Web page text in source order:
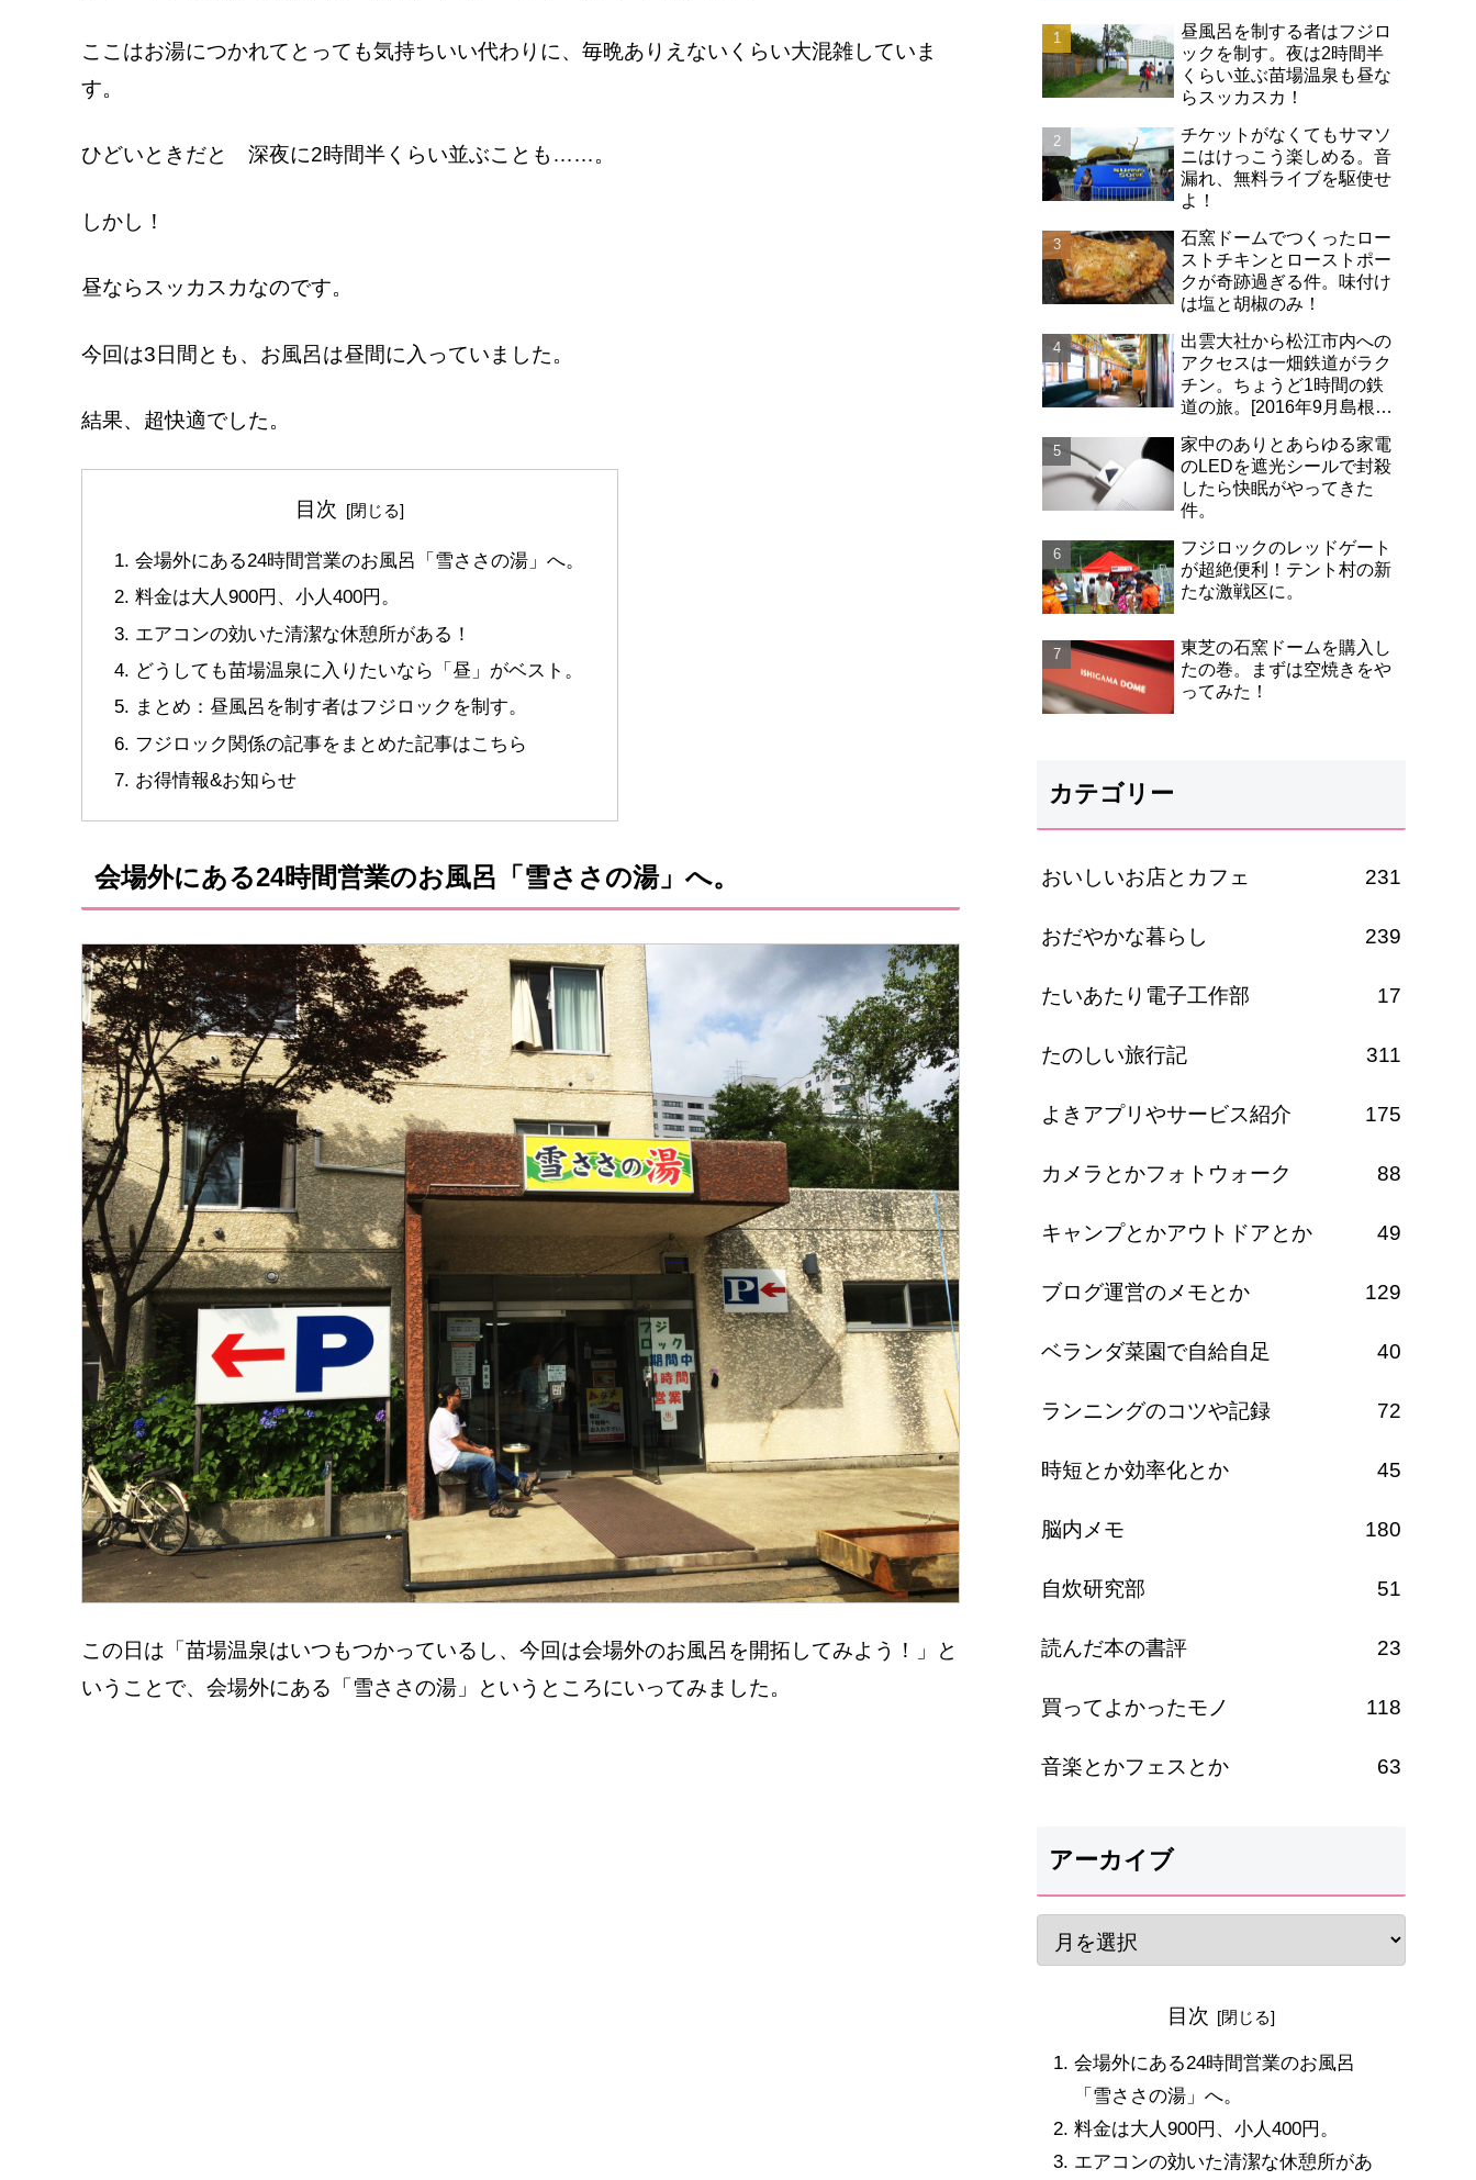
ここはお湯につかれてとっても気持ちいい代わりに、毎晩ありえないくらい大混雑していま
す。
ひどいときだと 深夜に2時間半くらい並ぶことも……。
しかし！
昼ならスッカスカなのです。
今回は3日間とも、お風呂は昼間に入っていました。
結果、超快適でした。
目次
会場外にある24時間営業のお風呂「雪ささの湯」へ。
料金は大人900円、小人400円。
エアコンの効いた清潔な休憩所がある！
どうしても苗場温泉に入りたいなら「昼」がベスト。
まとめ：昼風呂を制す者はフジロックを制す。
フジロック関係の記事をまとめた記事はこちら
お得情報&お知らせ
会場外にある24時間営業のお風呂「雪ささの湯」へ。
この日は「苗場温泉はいつもつかっているし、今回は会場外のお風呂を開拓してみよう！」と
いうことで、会場外にある「雪ささの湯」というところにいってみました。
昼風呂を制する者はフジロ
ックを制す。夜は2時間半
くらい並ぶ苗場温泉も昼な
らスッカスカ！
チケットがなくてもサマソ
ニはけっこう楽しめる。音
漏れ、無料ライブを駆使せ
よ！
石窯ドームでつくったロー
ストチキンとローストポー
クが奇跡過ぎる件。味付け
は塩と胡椒のみ！
出雲大社から松江市内への
アクセスは一畑鉄道がラク
チン。ちょうど1時間の鉄
道の旅。[2016年9月島根旅
家中のありとあらゆる家電
のLEDを遮光シールで封殺
したら快眠がやってきた
件。
フジロックのレッドゲート
が超絶便利！テント村の新
たな激戦区に。
東芝の石窯ドームを購入し
たの巻。まずは空焼きをや
ってみた！
カテゴリー
おいしいお店とカフェ 231
おだやかな暮らし 239
たいあたり電子工作部 17
たのしい旅行記 311
よきアプリやサービス紹介 175
カメラとかフォトウォーク 88
キャンプとかアウトドアとか 49
ブログ運営のメモとか 129
ベランダ菜園で自給自足 40
ランニングのコツや記録 72
時短とか効率化とか 45
脳内メモ 180
自炊研究部 51
読んだ本の書評 23
買ってよかったモノ 118
音楽とかフェスとか 63
アーカイブ
目次
会場外にある24時間営業のお風呂
「雪ささの湯」へ。
料金は大人900円、小人400円。
エアコンの効いた清潔な休憩所があ